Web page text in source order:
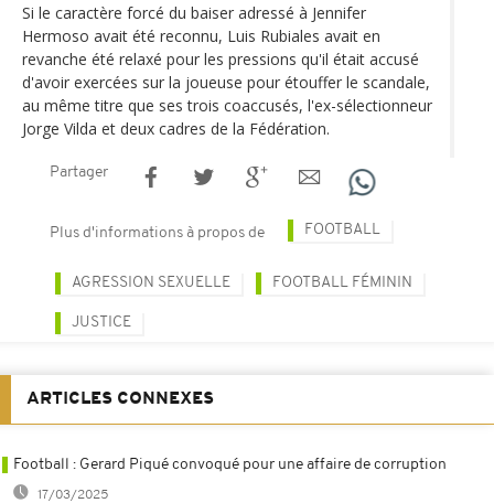
Si le caractère forcé du baiser adressé à Jennifer
Hermoso avait été reconnu, Luis Rubiales avait en
revanche été relaxé pour les pressions qu'il était accusé
d'avoir exercées sur la joueuse pour étouffer le scandale,
au même titre que ses trois coaccusés, l'ex-sélectionneur
Jorge Vilda et deux cadres de la Fédération.
Partager
Plus d'informations à propos de FOOTBALL
AGRESSION SEXUELLE FOOTBALL FÉMININ
JUSTICE
ARTICLES CONNEXES
Football : Gerard Piqué convoqué pour une affaire de corruption
17/03/2025